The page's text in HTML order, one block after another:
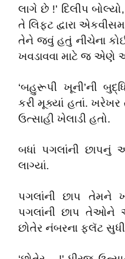
લાગે છે !’ દિલીપ
તે લિફ્ટ દ્વારા
તેને જવું હતું નીચેના
ખવડાવવા માટે જ એણે
‘બહુરૂપી ખૂની’ની
કરી મૂક્યાં હતાં.
ઉત્સાહી ખેલાડી હતો.
બધાં પગલાંની છાપનું
લાગ્યાં.
પગલાંની છાપ તેમને
પગલાંની છાપ તેઓને
છોતેર નંબરના ફ્લૅટ